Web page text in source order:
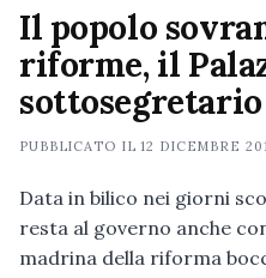
Il popolo
riforme, il
PUBBLICATO IL12 DICEMBRE
Data in bilico nei giorni
resta al governo anche
madrina della riforma